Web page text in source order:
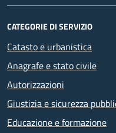
CATEGORIE DI SERVIZIO
Catasto e urbanistica
Anagrafe e stato civile
Autorizzazioni
Giustizia e sicurezza
Educazione e formazione